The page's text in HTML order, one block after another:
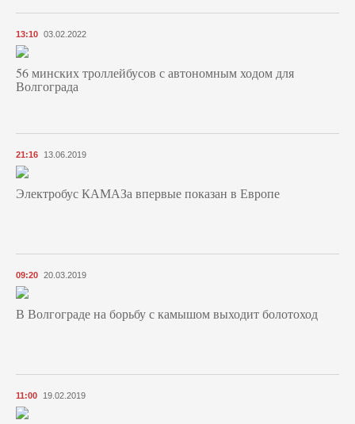
13:10 03.02.2022
56 минских троллейбусов с автономным ходом для
Волгограда
21:16 13.06.2019
Электробус КАМАЗа впервые показан в Европе
09:20 20.03.2019
В Волгограде на борьбу с камышом выходит болотоход
11:00 19.02.2019